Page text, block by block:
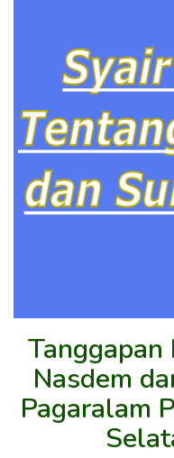
Tanggapan
Nasdem
Pagaralam